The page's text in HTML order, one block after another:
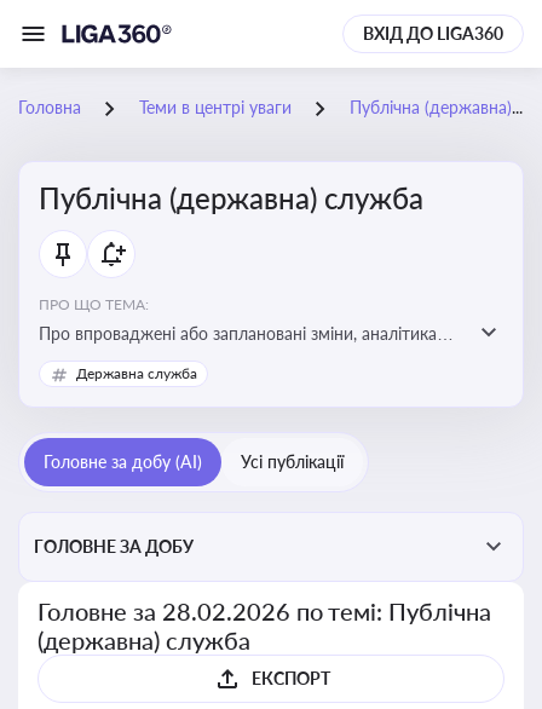
ВХІД ДО LIGA360
Головна Теми в центрі уваги Публічна (державна) служба
Публічна (державна) служба
ПРО ЩО ТЕМА:
Про впроваджені або заплановані зміни, аналітика
судової практики щодо держслужби, оцінка ризиків
для посадовців, вплив новацій на організаційну
дотримання етичних стандартів
Державна служба
Головне за добу (AI) Усі публікації
ГОЛОВНЕ ЗА ДОБУ
Головне за 28.02.2026 по темі: Публічна
(державна) служба
ЕКСПОРТ